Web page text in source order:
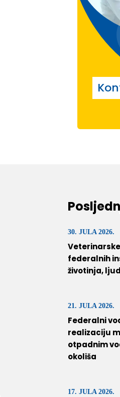
30. JULA 2026.
federalnih
životinja,
21. JULA 2026.
Federalni
realizaciju
otpadnim
okoliša
17. JULA 2026.